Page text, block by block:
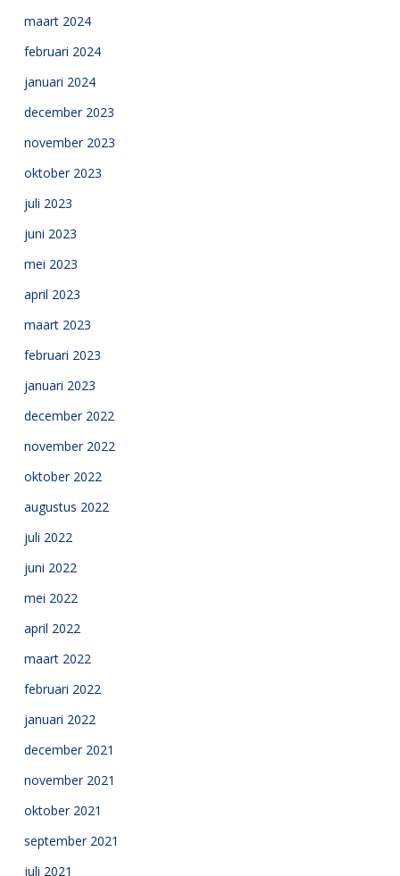
maart 2024
februari 2024
januari 2024
december 2023
november 2023
oktober 2023
juli 2023
juni 2023
mei 2023
april 2023
maart 2023
februari 2023
januari 2023
december 2022
november 2022
oktober 2022
augustus 2022
juli 2022
juni 2022
mei 2022
april 2022
maart 2022
februari 2022
januari 2022
december 2021
november 2021
oktober 2021
september 2021
juli 2021